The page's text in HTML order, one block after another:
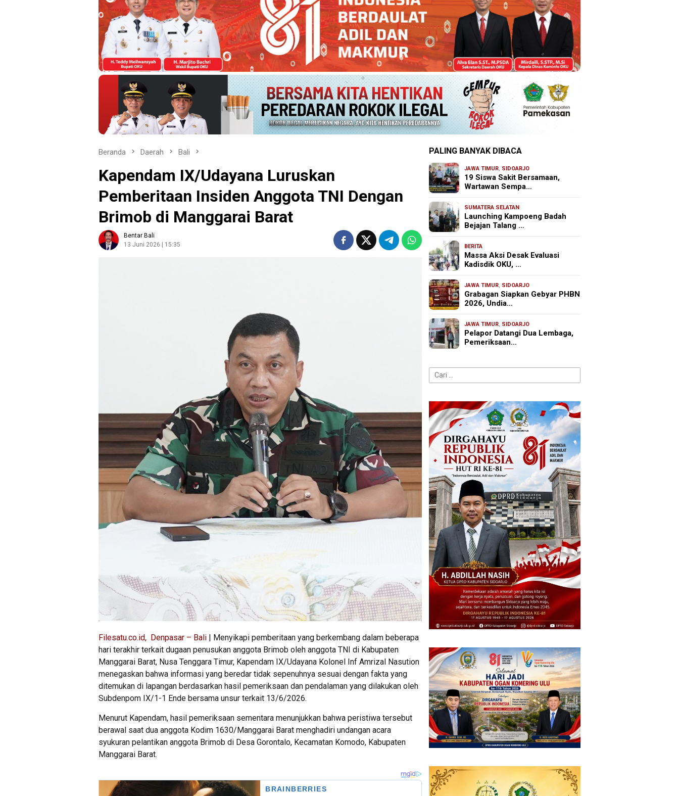
Beranda Daerah Bali
Kapendam IX/Udayana Luruskan
Pemberitaan Insiden Anggota TNI Dengan
Brimob di Manggarai Barat
Bentar Bali
13 Juni 2026 | 15:35
Filesatu.co.id, Denpasar – Bali | Menyikapi pemberitaan yang berkembang dalam beberapa
hari terakhir terkait dugaan penusukan anggota Brimob oleh anggota TNI di Kabupaten
Manggarai Barat, Nusa Tenggara Timur, Kapendam IX/Udayana Kolonel Inf Amrizal Nasution
menegaskan bahwa informasi yang beredar tidak sepenuhnya sesuai dengan fakta yang
ditemukan di lapangan berdasarkan hasil pemeriksaan dan pendalaman yang dilakukan oleh
Subdenpom IX/1-1 Ende bersama unsur terkait 13/6/2026.
Menurut Kapendam, hasil pemeriksaan sementara menunjukkan bahwa peristiwa tersebut
berawal saat dua anggota Kodim 1630/Manggarai Barat menghadiri undangan acara
syukuran pelantikan anggota Brimob di Desa Gorontalo, Kecamatan Komodo, Kabupaten
Manggarai Barat.
PALING BANYAK DIBACA
JAWA TIMUR, SIDOARJO
19 Siswa Sakit Bersamaan,
Wartawan Sempa…
SUMATERA SELATAN
Launching Kampoeng Badah
Bejajan Talang …
BERITA
Massa Aksi Desak Evaluasi
Kadisdik OKU, …
JAWA TIMUR, SIDOARJO
Grabagan Siapkan Gebyar PHBN
2026, Undia…
JAWA TIMUR, SIDOARJO
Pelapor Datangi Dua Lembaga,
Pemeriksaan…
Cari
untuk: